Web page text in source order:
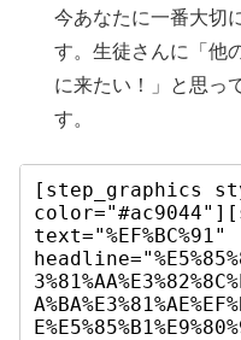
今あなたに一番大切
す。生徒さんに「他
に来たい！」と思っ
す。